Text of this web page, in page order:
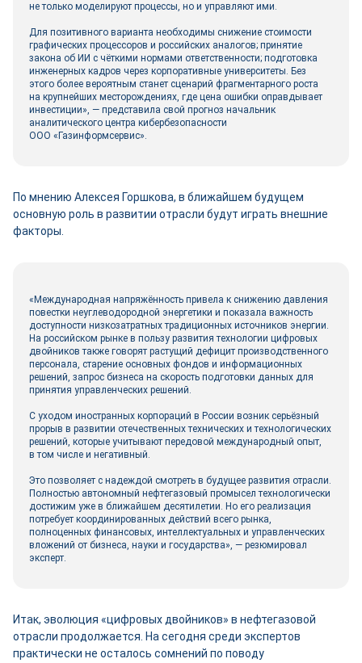
не только моделируют процессы, но и управляют ими.
Для позитивного варианта необходимы снижение стоимости
графических процессоров и российских аналогов; принятие
закона об ИИ с чёткими нормами ответственности; подготовка
инженерных кадров через корпоративные университеты. Без
этого более вероятным станет сценарий фрагментарного роста
на крупнейших месторождениях, где цена ошибки оправдывает
инвестиции», ― представила свой прогноз начальник
аналитического центра кибербезопасности
ООО «Газинформсервис».
По мнению Алексея Горшкова, в ближайшем будущем
основную роль в развитии отрасли будут играть внешние
факторы.
«Международная напряжённость привела к снижению давления
повестки неуглеводородной энергетики и показала важность
доступности низкозатратных традиционных источников энергии.
На российском рынке в пользу развития технологии цифровых
двой­ников также говорят растущий дефицит производственного
персонала, старение основных фондов и информационных
решений, запрос бизнеса на скорость подготовки данных для
принятия управленческих решений.
С уходом иностранных корпораций в России возник серьёзный
прорыв в развитии отечественных технических и технологических
решений, которые учитывают передовой международный опыт,
в том числе и негативный.
Это позволяет с надеждой смотреть в будущее развития отрасли.
Полностью автономный нефтегазовый промысел технологически
достижим уже в ближайшем десятилетии. Но его реализация
потребует координированных действий всего рынка,
полноценных финансовых, интеллектуальных и управленческих
вложений от бизнеса, науки и государства», ― резюмировал
эксперт.
Итак, эволюция «цифровых двой­ников» в нефтегазовой
отрасли продолжается. На сегодня среди экспертов
практически не осталось сомнений по поводу